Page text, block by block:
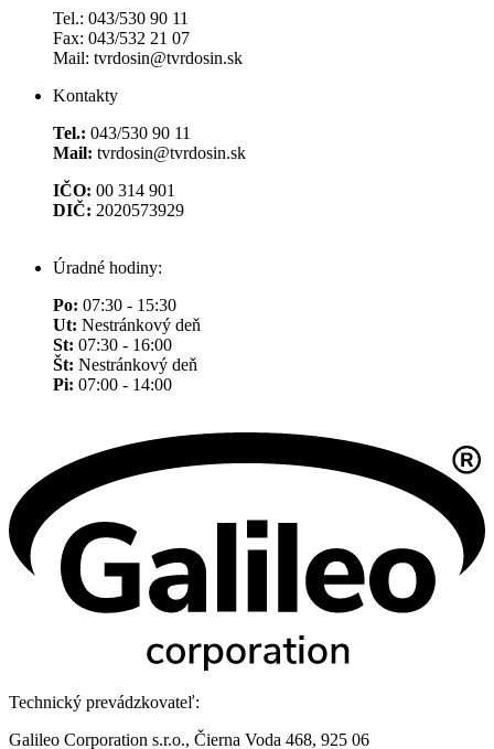
Tel.: 043/530 90 11
Fax: 043/532 21 07
Mail: tvrdosin@tvrdosin.sk
Kontakty
Tel.: 043/530 90 11
Mail: tvrdosin@tvrdosin.sk
IČO: 00 314 901
DIČ: 2020573929
Úradné hodiny:
Po: 07:30 - 15:30
Ut: Nestránkový deň
St: 07:30 - 16:00
Št: Nestránkový deň
Pi: 07:00 - 14:00
Technický prevádzkovateľ:
Galileo Corporation s.r.o., Čierna Voda 468, 925 06